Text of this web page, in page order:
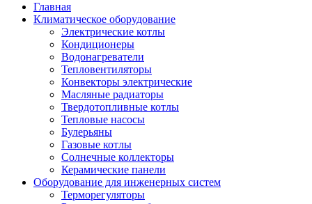
Главная
Климатическое оборудование
Электрические котлы
Кондиционеры
Водонагреватели
Тепловентиляторы
Конвекторы электрические
Масляные радиаторы
Твердотопливные котлы
Тепловые насосы
Булерьяны
Газовые котлы
Солнечные коллекторы
Керамические панели
Оборудование для инженерных систем
Терморегуляторы